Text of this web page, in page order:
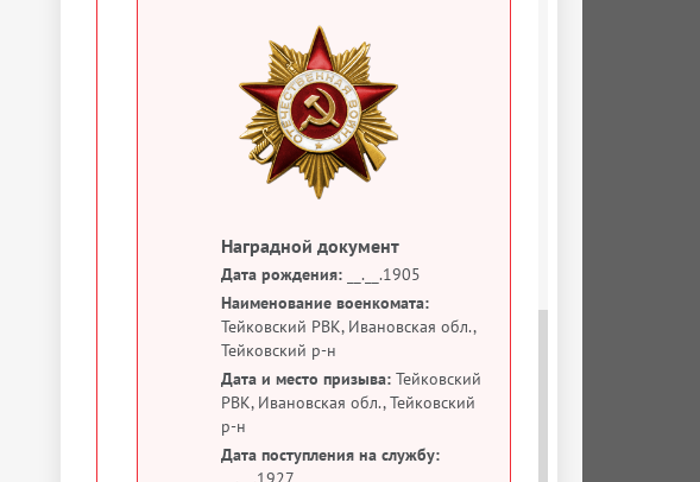
Наградной документ
Дата рождения: __.__.1905
Наименование военкомата:
Тейковский РВК, Ивановская обл.,
Тейковский р-н
Дата и место призыва: Тейковский
РВК, Ивановская обл., Тейковский
р-н
Дата поступления на службу: